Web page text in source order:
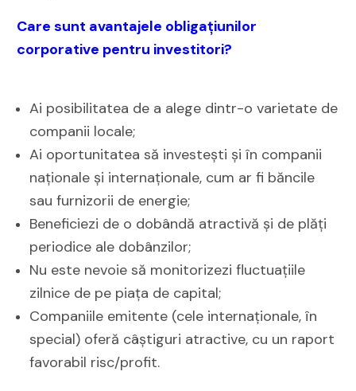
Care sunt avantajele obligațiunilor
corporative pentru investitori?
Ai posibilitatea de a alege dintr-o varietate de
companii locale;
Ai oportunitatea să investești și în companii
naționale și internaționale, cum ar fi băncile
sau furnizorii de energie;
Beneficiezi de o dobândă atractivă și de plăți
periodice ale dobânzilor;
Nu este nevoie să monitorizezi fluctuațiile
zilnice de pe piața de capital;
Companiile emitente (cele internaționale, în
special) oferă câștiguri atractive, cu un raport
favorabil risc/profit.